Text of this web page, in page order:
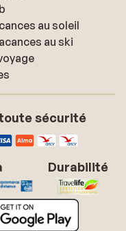
au soleil
au ski
sécurité
Durabilité